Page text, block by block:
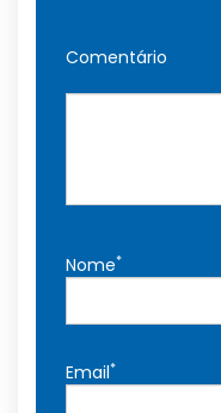
Comentário
Nome*
Email*